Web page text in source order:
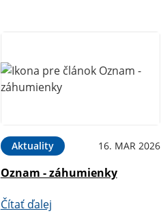
Aktuality 16. MAR 2026
Oznam - záhumienky
Čítať ďalej